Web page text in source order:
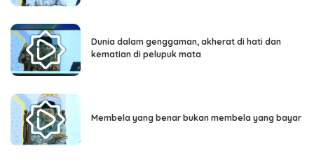
Dunia dalam genggaman, akherat di hati dan
kematian di pelupuk mata
Membela yang benar bukan membela yang bayar